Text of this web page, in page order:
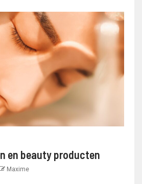
en beauty producten
Maxime